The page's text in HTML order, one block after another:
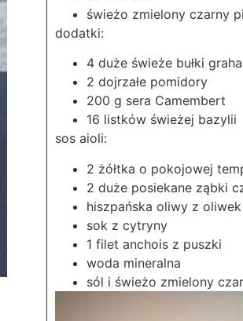
świeżo zmielony czarny
dodatki:
4 duże świeże bułki
2 dojrzałe pomidory
200 g sera Camembert
16 listków świeżej bazylii
sos aioli:
2 żółtka o pokojowej
2 duże posiekane ząbki
hiszpańska oliwy z
sok z cytryny
1 filet anchois z puszki
woda mineralna
sól i świeżo zmielony